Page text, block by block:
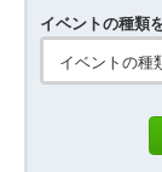
イベントの種類
イベントの種